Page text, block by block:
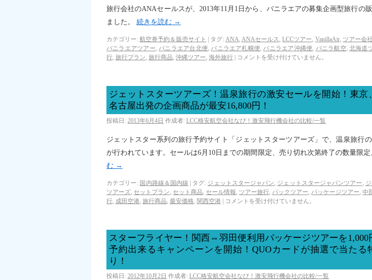
旅行会社のANAセールスが、2013年11月1日から、バニラエアの募集企画型旅行の
ました。 続きを読む →
カテゴリー: 航空券予約＆販売サイト タグ: ANA,ANAセールス,LCCツアー, VanillaAir, ツアー会社
バニラエアツアー,バニラエア台北便,バニラエア札幌便,バニラエア沖縄便, バニラ航空, 北海道
行, 旅行プラン, 旅行商品, 沖縄ツアー, 海外旅行 コメントを受け付けていません。
ジェットスターツアーズ！温泉旅行の激安セールを開始！東京
名古屋出発の企画商品が最安16,800円！
投稿日: 2013年6月4日 作成者: LCC格安航空会社なび！激安飛行機会社の比較/一覧
ジェットスター系列の旅行予約サイト「ジェットスターツアーズ」で、温泉旅行
が行われています。セールは6月10日までの期間限定、売り切れ次第終了の数量限定
む →
カテゴリー: 国内路線＆国内線 タグ: ジェットスタージャパン, ジェットスタージャパンツアー ,
ツアーズ, セットプラン, セット商品, セール情報, ツアー旅行, パックツアー, パッケージツアー, 中
行, 成田空港, 旅行商品, 最安価格, 関西空港 コメントを受け付けていません。
スターフライヤー！関西⇔羽田便利用パッケージツアーを1,000
予約出来るキャンペーンを開始！QUOカードが抽選で当たる
り！
投稿日: 2012年10月2日 作成者: LCC格安航空会社なび！激安飛行機会社の比較/一覧